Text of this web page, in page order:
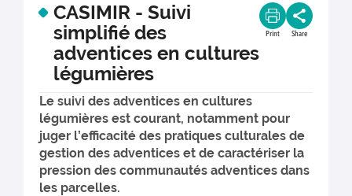
CASIMIR - Suivi
simplifié des
adventices en cultures
légumières
Print Share
Le suivi des adventices en cultures
légumières est courant, notamment pour
juger l’efficacité des pratiques culturales de
gestion des adventices et de caractériser la
pression des communautés adventices dans
les parcelles.